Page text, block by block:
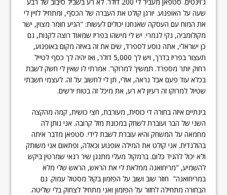
שעה על האופנוע. יורגן קולט את העברה של הכסף, ומתחיל לזיין לי
את המוח עם העסקה שאנחנו יכולים לעשות: "הגיע חומר מצוין, ישר
מקולומביה, נקי לגמרי. יש לי מישהו בפריז שמאוד רוצה לקנות, גם
כן ישראלי, אתה נוסע לספרד, שים את זה באיזה מקום באופנוע,
תעצור בפריז בדרך, ויש לך 5,000 דולר, ואז יהיה לך כסף לטייל
רחוק יותר מספרד. תמשיך למרוקו". אמרתי לו שאין לי חשק לשבת
בכלא עוד פעם אבל נראה, אולי, תן לי לחשוב על זה. לעצמי חשבתי
שטיול למרוקו זה רעיון לא רע, את מיכל זה בטוח ירשים.
בינתיים איזה בחורה די כוסית, מעורבת, חצי כושית, קמה מהקצה
השני של הבר ועוברת לשחק במכונת מזל קרובה. אני נותן לה
מחמאה על המשחק והיא עוברת לשבת לידי. סטפאן מדבר איתה
בהולנדית. אני קולט את המילה אופנוע וכאלה, ופתאום אני משותק
ולא יכול להגיד כלום. ברמקול מעלי מתנגן שיר רגאי שמרטין ביקש
להשמיע, "מריחואנה ממלאת לי את הראש, הראש שלי מלא
במריחואנה" חוזר שוב ושוב על הפזמון בקול מסטול עמוק. גם
הבחורה מתחילה לחזור על הפזמון ואני מתחיל לצחוק בלי שליטה.